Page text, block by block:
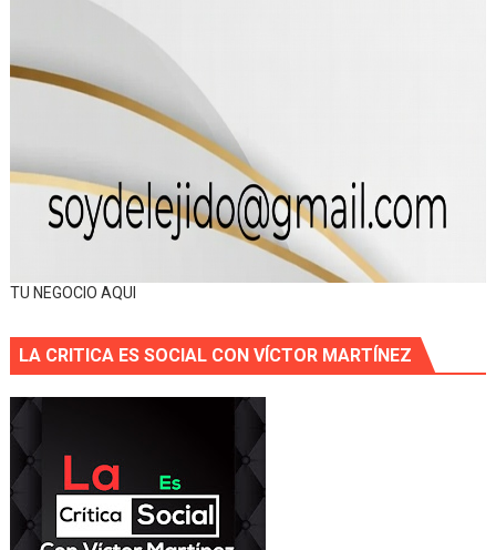
TU NEGOCIO AQUI
LA CRITICA ES SOCIAL CON VÍCTOR MARTÍNEZ